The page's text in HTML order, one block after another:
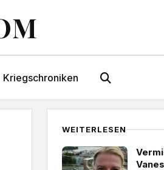
Kriegschroniken
WEITERLESEN